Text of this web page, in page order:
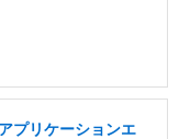
プリケーションエ